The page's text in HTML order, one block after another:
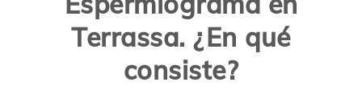
Terrassa. ¿En qué
consiste?